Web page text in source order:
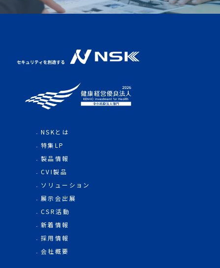
NSKとは
特集LP
製品情報
CVI製品
ソリューション
展示会出展
CSR活動
新着情報
採用情報
会社概要